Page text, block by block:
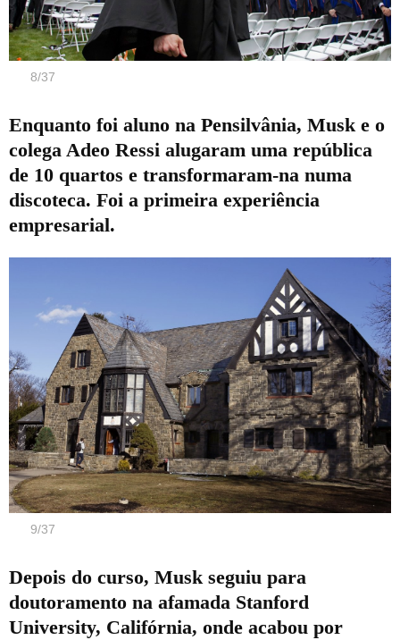
8/37
Enquanto foi aluno na Pensilvânia, Musk e o
colega Adeo Ressi alugaram uma república
de 10 quartos e transformaram-na numa
discoteca. Foi a primeira experiência
empresarial.
9/37
Depois do curso, Musk seguiu para
doutoramento na afamada Stanford
University, Califórnia, onde acabou por